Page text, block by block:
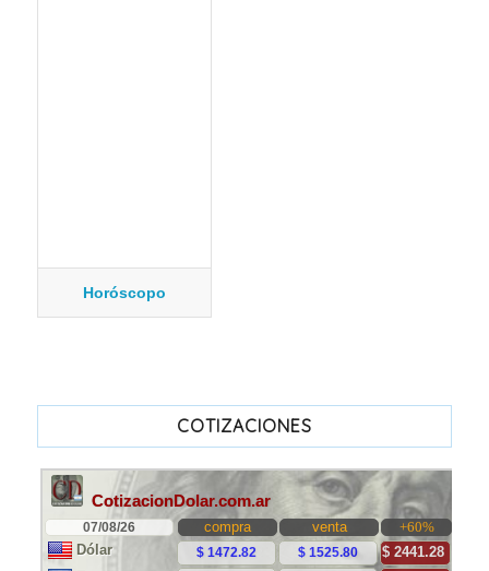
Horóscopo
COTIZACIONES